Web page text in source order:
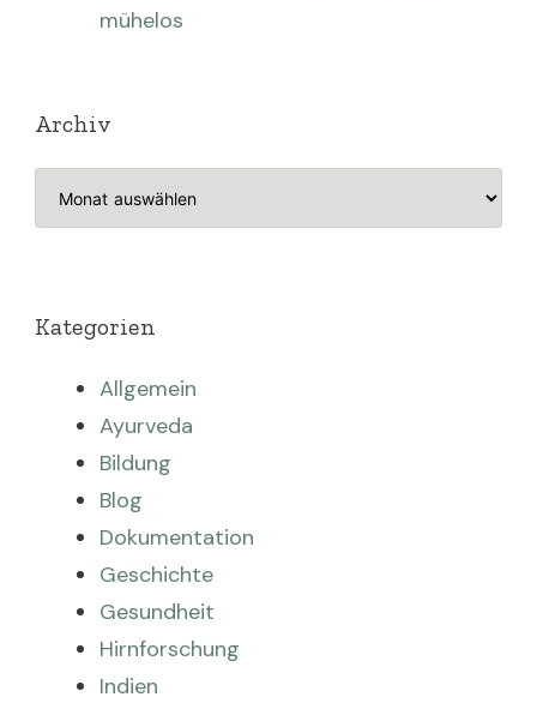
mühelos
Archiv
Archiv
Kategorien
Allgemein
Ayurveda
Bildung
Blog
Dokumentation
Geschichte
Gesundheit
Hirnforschung
Indien